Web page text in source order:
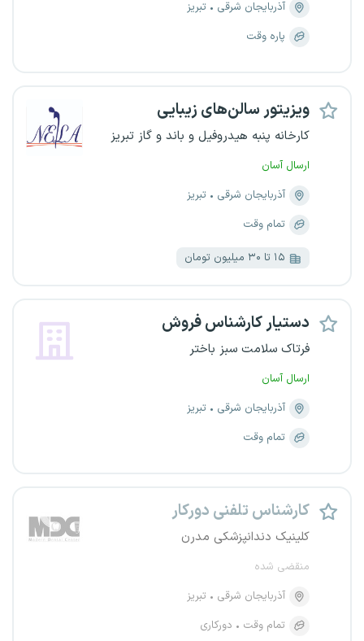
آذربایجان شرقی
تبریز
پاره وقت
ویزیتور سالن‌های زیبایی
کارخانه پنبه هیدروفیل و باند و گاز تبریز
ارسال آسان
آذربایجان شرقی
تبریز
تمام وقت
۱۵ تا ۳۰ میلیون تومان
دستیار کارشناس فروش
فرتاک سلامت سبز باختر
ارسال آسان
آذربایجان شرقی
تبریز
تمام وقت
کارشناس تلفنی دورکار
کلینیک دندانپزشکی مدرن
منقضی شده
آذربایجان شرقی
تبریز
تمام وقت
دورکاری